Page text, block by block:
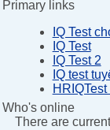
Primary links
IQ Test
IQ Test
IQ Test 2
IQ test
HRIQTest
Who's online
There are